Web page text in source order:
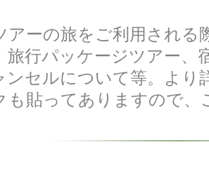
アーの旅をご利用される
旅行パッケージツアー、
ンセルについて等。より
も貼ってありますので、